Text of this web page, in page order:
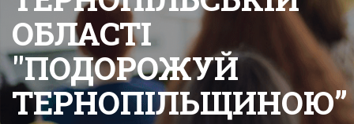
ОБЛАСТІ
"ПОДОРОЖУЙ
ТЕРНОПІЛЬЩИНОЮ”